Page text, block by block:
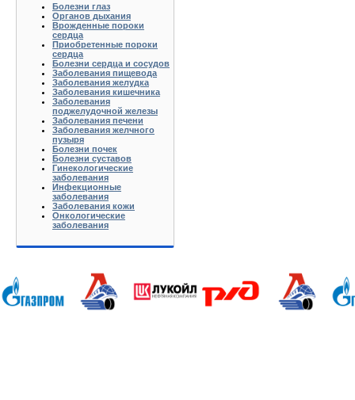
Болезни глаз
Органов дыхания
Врожденные пороки
сердца
Приобретенные пороки
сердца
Болезни сердца и сосудов
Заболевания пищевода
Заболевания желудка
Заболевания кишечника
Заболевания
поджелудочной железы
Заболевания печени
Заболевания желчного
пузыря
Болезни почек
Болезни суставов
Гинекологические
заболевания
Инфекционные
заболевания
Заболевания кожи
Онкологические
заболевания